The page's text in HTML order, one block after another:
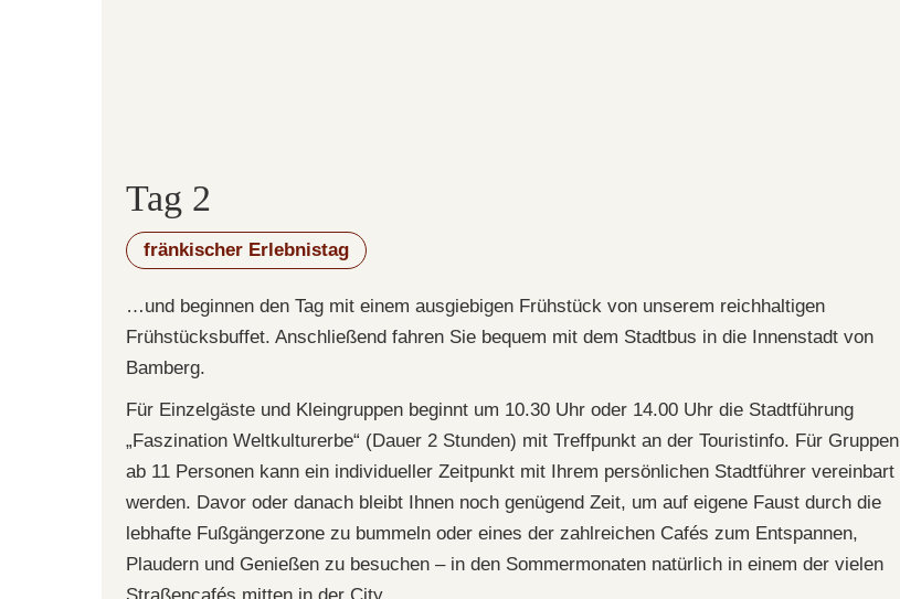
Tag 2
fränkischer Erlebnistag
…und beginnen den Tag mit einem ausgiebigen Frühstück von unserem reichhaltigen
Frühstücksbuffet. Anschließend fahren Sie bequem mit dem Stadtbus in die Innenstadt von
Bamberg.
Für Einzelgäste und Kleingruppen beginnt um 10.30 Uhr oder 14.00 Uhr die Stadtführung
„Faszination Weltkulturerbe“ (Dauer 2 Stunden) mit Treffpunkt an der Touristinfo. Für Gruppen
ab 11 Personen kann ein individueller Zeitpunkt mit Ihrem persönlichen Stadtführer vereinbart
werden. Davor oder danach bleibt Ihnen noch genügend Zeit, um auf eigene Faust durch die
lebhafte Fußgängerzone zu bummeln oder eines der zahlreichen Cafés zum Entspannen,
Plaudern und Genießen zu besuchen – in den Sommermonaten natürlich in einem der vielen